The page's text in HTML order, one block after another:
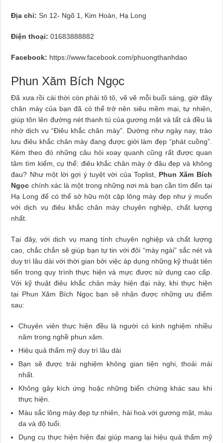
Địa chỉ: Sn 12- Ngõ 1, Kim Hoàn, Hạ Long
Điện thoại: 01683888882
Facebook: https://www.facebook.com/phuongthanhdao
Phun Xăm Bích Ngọc
Đã xưa rồi cái thời còn phải tô tô, vẽ vẽ mỗi buổi sáng, giờ đây
chân mày của bạn đã có thể trở nên siêu mềm mại, tự nhiên,
giúp tôn lên đường nét thanh tú của gương mặt và tất cả đều là
nhờ dịch vụ “Điêu khắc chân mày”. Dường như ngày nay, trào
lưu điêu khắc chân mày đang được giới làm đẹp “phát cuồng”.
Kèm theo đó những câu hỏi xoay quanh cũng rất được quan
tâm tìm kiếm, cụ thể: điêu khắc chân mày ở đâu đẹp và không
đau? Như một lời gợi ý tuyệt vời của Toplist, Phun Xăm Bích
Ngọc chính xác là một trong những nơi mà bạn cần tìm đến tại
Hạ Long để có thể sở hữu một cặp lông mày đẹp như ý muốn
với dịch vụ điêu khắc chân mày chuyên nghiệp, chất lượng
nhất.
Tại đây, với dịch vụ mang tính chuyên nghiệp và chất lượng
cao, chắc chắn sẽ giúp bạn tự tin với đôi “mày ngài” sắc nét và
duy trì lâu dài với thời gian bởi việc áp dụng những kỹ thuật tiên
tiến trong quy trình thực hiện và mực được sử dụng cao cấp.
Với kỹ thuật điêu khắc chân mày hiện đại này, khi thực hiện
tại Phun Xăm Bích Ngọc bạn sẽ nhận được những ưu điểm
sau:
Chuyên viên thực hiện đều là người có kinh nghiệm nhiều
năm trong nghề phun xăm.
Hiệu quả thẩm mỹ duy trì lâu dài
Bạn sẽ được trải nghiệm không gian tiện nghi, thoải mái
nhất.
Không gây kích ứng hoặc những biến chứng khác sau khi
thực hiện.
Màu sắc lông mày đẹp tự nhiên, hài hoà với gương mặt, màu
da và độ tuổi.
Dụng cụ thực hiện hiện đại giúp mang lại hiệu quả thẩm mỹ